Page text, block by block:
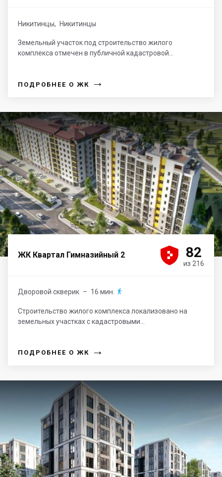
Никитинцы, Никитинцы
Земельный участок под строительство жилого
комплекса отмечен в публичной кадастровой...
ПОДРОБНЕЕ О ЖК →
ЖК Квартал Гимназийный 2 



 82
из 216
Дворовой скверик – 16 мин. 
Строительство жилого комплекса локализовано на
земельных участках с кадастровыми...
ПОДРОБНЕЕ О ЖК →